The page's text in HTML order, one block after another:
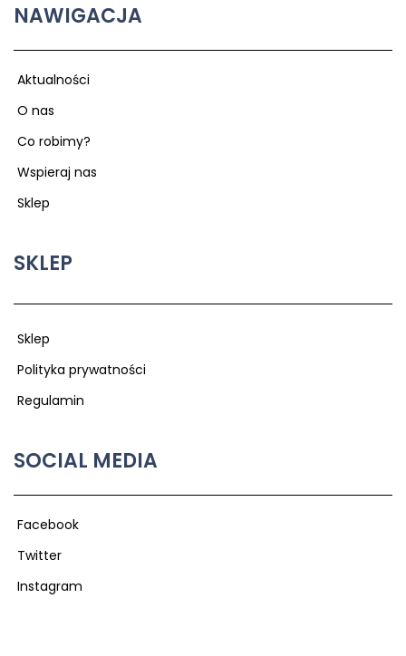
NAWIGACJA
Aktualności
O nas
Co robimy?
Wspieraj nas
Sklep
SKLEP
Sklep
Polityka prywatności
Regulamin
SOCIAL MEDIA
Facebook
Twitter
Instagram